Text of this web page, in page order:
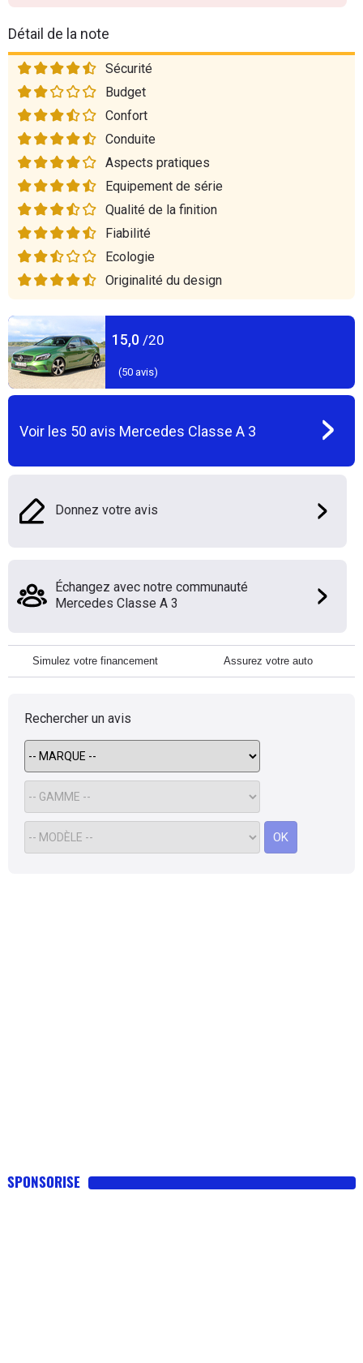
Détail de la note
Sécurité
Budget
Confort
Conduite
Aspects pratiques
Equipement de série
Qualité de la finition
Fiabilité
Ecologie
Originalité du design
15,0 /20
(50 avis)
Voir les 50 avis Mercedes Classe A 3
Donnez votre avis
Échangez avec notre communauté
Mercedes Classe A 3
Simulez votre financement Assurez votre auto
Rechercher un avis
OK
SPONSORISE